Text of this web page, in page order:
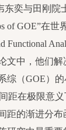
奕与田刚院
of GOE”在世
Functional
文中，他们
综（GOE）
距在极限意
距的渐进分布